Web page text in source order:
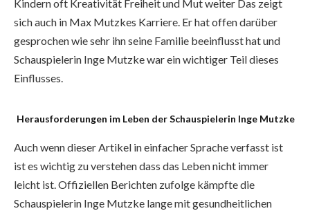
Kindern oft Kreativität Freiheit und Mut weiter Das zeigt
sich auch in Max Mutzkes Karriere. Er hat offen darüber
gesprochen wie sehr ihn seine Familie beeinflusst hat und
Schauspielerin Inge Mutzke war ein wichtiger Teil dieses
Einflusses.
Herausforderungen im Leben der Schauspielerin Inge Mutzke
Auch wenn dieser Artikel in einfacher Sprache verfasst ist
ist es wichtig zu verstehen dass das Leben nicht immer
leicht ist. Offiziellen Berichten zufolge kämpfte die
Schauspielerin Inge Mutzke lange mit gesundheitlichen